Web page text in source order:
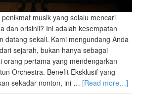
musik yang selalu mencari
dan orisinil? Ini adalah kesempatan
datang sekali. Kami mengundang Anda
sejarah, bukan hanya sebagai
orang pertama yang mendengarkan
Orchestra. Benefit Eksklusif yang
sekadar nonton, ini … [Read more…]